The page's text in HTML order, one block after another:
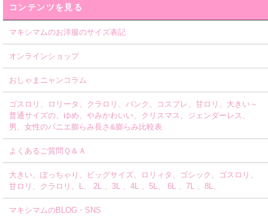
コンテンツを見る
マキシマムのお洋服のサイズ表記
オンラインショップ
おしゃまニャンコラム
ゴスロリ、ロリータ、クラロリ、パンク、コスプレ、甘ロリ、大きい～
普通サイズの、ゆめ、やみかわいい、クリスマス、ジェンダーレス、
男、女性のパニエ膨らみ長さ&膨らみ比較表
よくあるご質問Ｑ＆Ａ
大きい、ぽっちゃり、ビッグサイズ、ロリィタ、ゴシック、ゴスロリ、
甘ロリ、クラロリ、L、 2L 、3L 、4L 、5L、 6L 、7L 、8L、
マキシマムのBLOG・SNS